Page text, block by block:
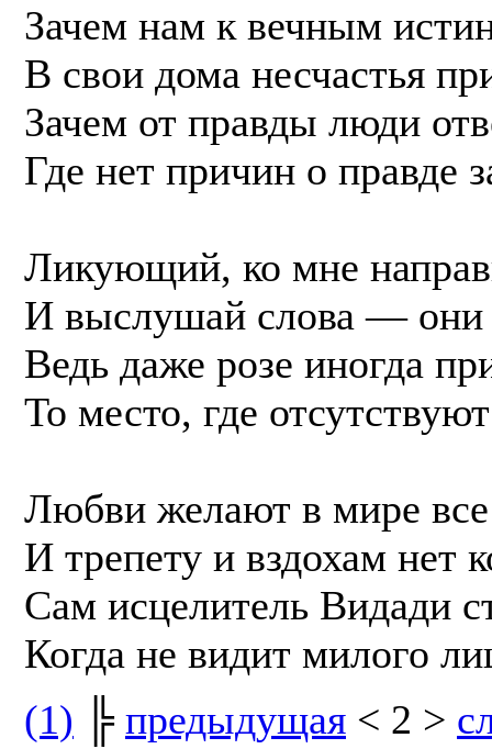
Зачем нам к вечным
В свои дома несчастья
Зачем от правды люди
Где нет причин о правде
Ликующий, ко мне
И выслушай слова — они
Ведь даже розе иногда
То место, где
Любви желают в мире все
И трепету и вздохам нет
Сам исцелитель Видади
Когда не видит милого
(1) ╠ предыдущая < 2 >